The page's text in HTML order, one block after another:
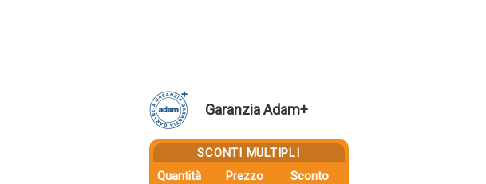
Garanzia Adam+
SCONTI MULTIPLI
Quantità
Prezzo
Sconto